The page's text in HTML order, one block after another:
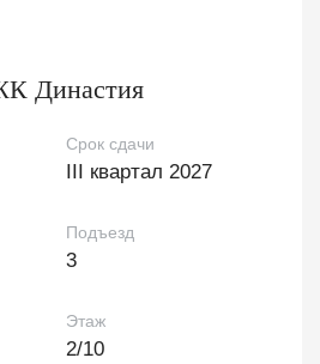
Династия
Срок сдачи
III квартал 2027
Подъезд
3
Этаж
2/10